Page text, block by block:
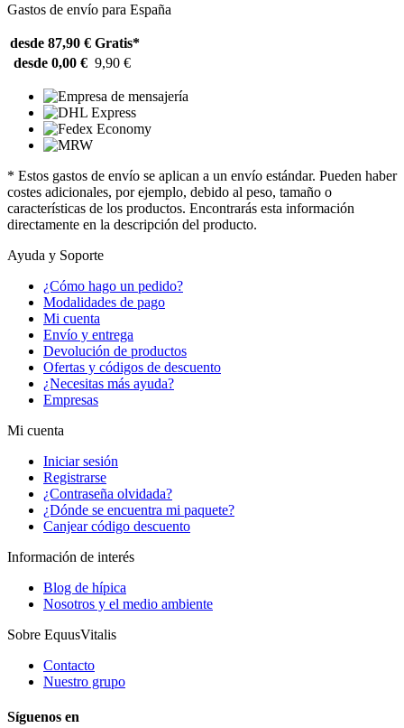
Gastos de envío para España
desde 87,90 € Gratis*
desde 0,00 € 9,90 €
* Estos gastos de envío se aplican a un envío estándar. Pueden haber
costes adicionales, por ejemplo, debido al peso, tamaño o
características de los productos. Encontrarás esta información
directamente en la descripción del producto.
Ayuda y Soporte
¿Cómo hago un pedido?
Modalidades de pago
Mi cuenta
Envío y entrega
Devolución de productos
Ofertas y códigos de descuento
¿Necesitas más ayuda?
Empresas
Mi cuenta
Iniciar sesión
Registrarse
¿Contraseña olvidada?
¿Dónde se encuentra mi paquete?
Canjear código descuento
Información de interés
Blog de hípica
Nosotros y el medio ambiente
Sobre EquusVitalis
Contacto
Nuestro grupo
Síguenos en